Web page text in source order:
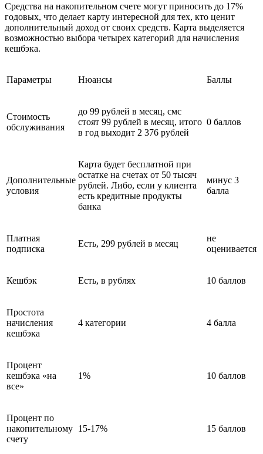
Средства на накопительном счете могут приносить до 17%
годовых, что делает карту интересной для тех, кто ценит
дополнительный доход от своих средств. Карта выделяется
возможностью выбора четырех категорий для начисления
кешбэка.
Параметры Нюансы Баллы
Стоимость
обслуживания
до 99 рублей в месяц, смс
стоят 99 рублей в месяц, итого
в год выходит 2 376 рублей
0 баллов
Дополнительные
условия
Карта будет бесплатной при
остатке на счетах от 50 тысяч
рублей. Либо, если у клиента
есть кредитные продукты
банка
минус 3
балла
Платная
подписка
Есть, 299 рублей в месяц
не
оценивается
Кешбэк Есть, в рублях 10 баллов
Простота
начисления
кешбэка
4 категории 4 балла
Процент
кешбэка «на
все»
1% 10 баллов
Процент по
накопительному
счету
15-17% 15 баллов